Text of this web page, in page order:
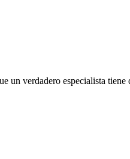
verdadero especialista